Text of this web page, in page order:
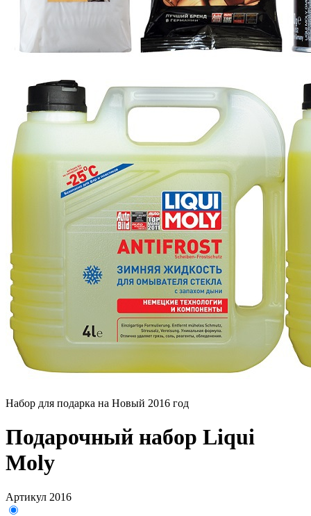
Набор для подарка на Новый 2016 год
Подарочный набор Liqui
Moly
Артикул 2016